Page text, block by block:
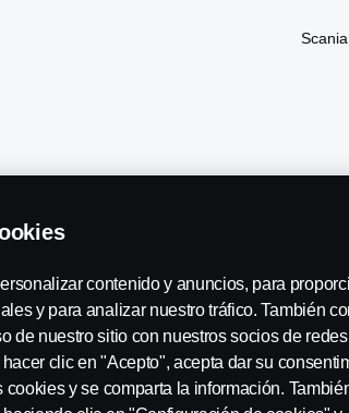
Aviso legal Aviso de
contenido y anuncios, para
y para analizar nuestro tráfico. También
de nuestro sitio con nuestros socios de
clic en "Acepto", acepta dar su
y se comparta la información.